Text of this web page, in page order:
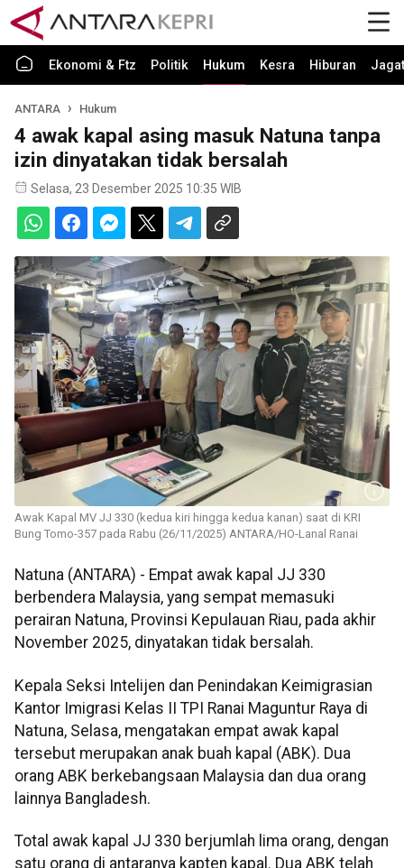
Ekonomi & Ftz Politik Hukum Kesra Hiburan Jagat
ANTARA Hukum
4 awak kapal asing masuk Natuna tanpa
izin dinyatakan tidak bersalah
Selasa, 23 Desember 2025 10:35 WIB
Awak Kapal MV JJ 330 (kedua kiri hingga kedua kanan) saat di KRI
Bung Tomo-357 pada Rabu (26/11/2025) ANTARA/HO-Lanal Ranai
Natuna (ANTARA) - Empat awak kapal JJ 330
berbendera Malaysia, yang sempat memasuki
perairan Natuna, Provinsi Kepulauan Riau, pada akhir
November 2025, dinyatakan tidak bersalah.
Kepala Seksi Intelijen dan Penindakan Keimigrasian
Kantor Imigrasi Kelas II TPI Ranai Maguntur Raya di
Natuna, Selasa, mengatakan empat awak kapal
tersebut merupakan anak buah kapal (ABK). Dua
orang ABK berkebangsaan Malaysia dan dua orang
lainnya Bangladesh.
Total awak kapal JJ 330 berjumlah lima orang, dengan
satu orang di antaranya kapten kapal. Dua ABK telah